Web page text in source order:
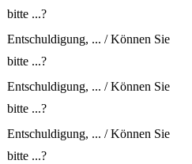
bitte ...?
Entschuldigung, ... / Können Sie
bitte ...?
Entschuldigung, ... / Können Sie
bitte ...?
Entschuldigung, ... / Können Sie
bitte ...?